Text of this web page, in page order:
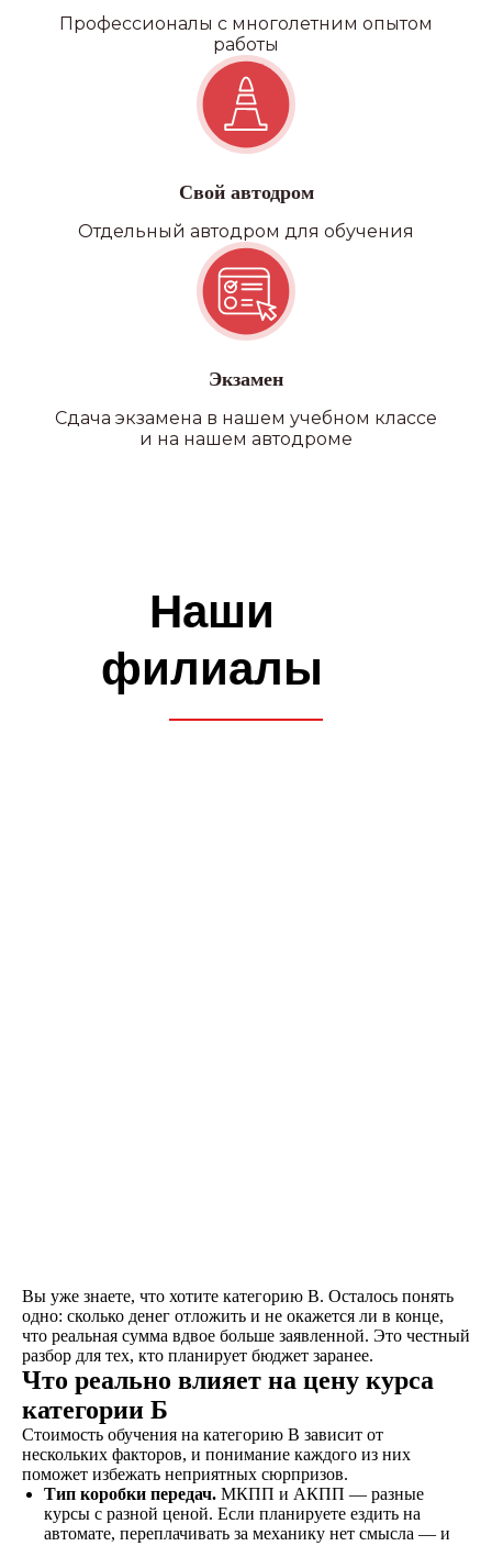
Профессионалы с многолетним опытом
работы
Свой автодром
Отдельный автодром для обучения
Экзамен
Сдача экзамена в нашем учебном классе
и на нашем автодроме
Вы уже знаете, что хотите категорию B. Осталось понять
одно: сколько денег отложить и не окажется ли в конце,
что реальная сумма вдвое больше заявленной. Это честный
разбор для тех, кто планирует бюджет заранее.
Что реально влияет на цену курса
категории Б
Стоимость обучения на категорию B зависит от
нескольких факторов, и понимание каждого из них
поможет избежать неприятных сюрпризов.
Тип коробки передач. МКПП и АКПП — разные
курсы с разной ценой. Если планируете ездить на
автомате, переплачивать за механику нет смысла — и
В нашей автошколе 20
где каждый сможет выбрать
ближайший к себе
УДОБНОЕ РАСПОЛОЖЕНИЕ
оттачивания своих навыков
вождения
Лицензия комитета
по образованию
и заключение ГИБДД
на экзаменах в автошколе
КОМФОРТ
Никаких скрытых платежей,
оплата топлива, автодрома
БЕЗ ПОДВОДНЫХ КАМНЕЙ